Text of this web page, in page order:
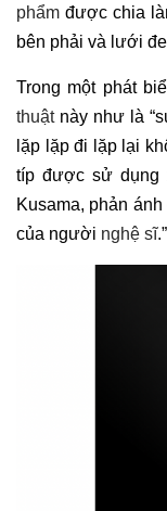
phẩm được chia
bên phải và lưới
Trong một phát
thuậtnày như là
lặp lặp đi lặp lại
típ được sử dụng
Kusama, phản
của người nghệ sĩ.”